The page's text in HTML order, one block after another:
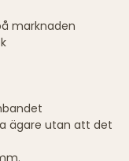
marknaden
ägare utan att det
.